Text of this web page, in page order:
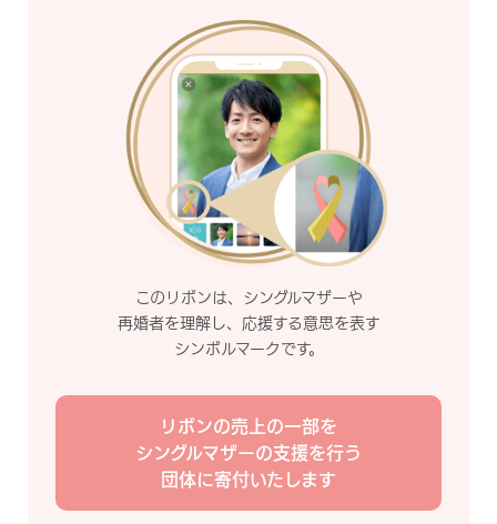
このリボンは、シングルマザーや
再婚者を理解し、応援する意思を表す
シンボルマークです。
リボンの売上の一部を
シングルマザーの支援を行う
団体に寄付いたします